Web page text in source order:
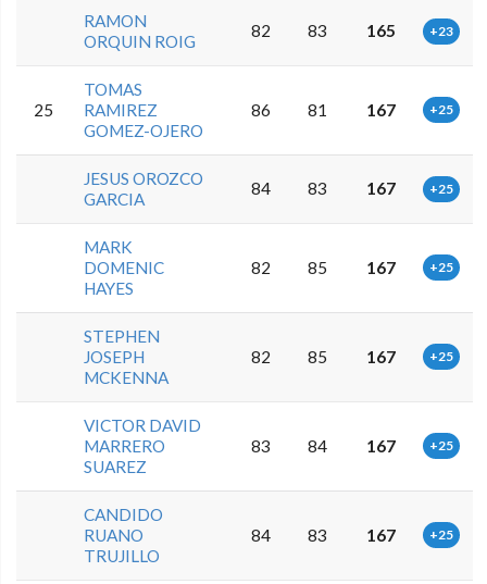
RAMON
ORQUIN ROIG
82 83 165 +23
25
TOMAS
RAMIREZ
GOMEZ-OJERO
86 81 167 +25
JESUS OROZCO
GARCIA
84 83 167 +25
MARK
DOMENIC
HAYES
82 85 167 +25
STEPHEN
JOSEPH
MCKENNA
82 85 167 +25
VICTOR DAVID
MARRERO
SUAREZ
83 84 167 +25
CANDIDO
RUANO
TRUJILLO
84 83 167 +25